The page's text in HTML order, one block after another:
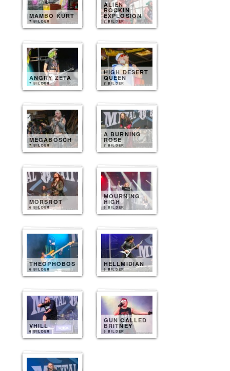
MAMBO KURT
7 BILDER
ALIEN
ROCKIN
EXPLOSION
7 BILDER
ANGRY ZETA
7 BILDER
HIGH DESERT
QUEEN
7 BILDER
MEGABOSCH
7 BILDER
A BURNING
ROSE
7 BILDER
MORSROT
6 BILDER
MOURNING
HIGH
6 BILDER
THEOPHOBOS
6 BILDER
HELLMIDIAN
6 BILDER
VHILL
6 BILDER
GUN CALLED
BRITNEY
6 BILDER